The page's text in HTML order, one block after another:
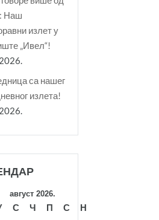
Наш
излет у
„Ивел“!
са нашег
излета!
август 2026.
С Ч П С
Н